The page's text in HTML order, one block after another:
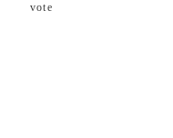
vote